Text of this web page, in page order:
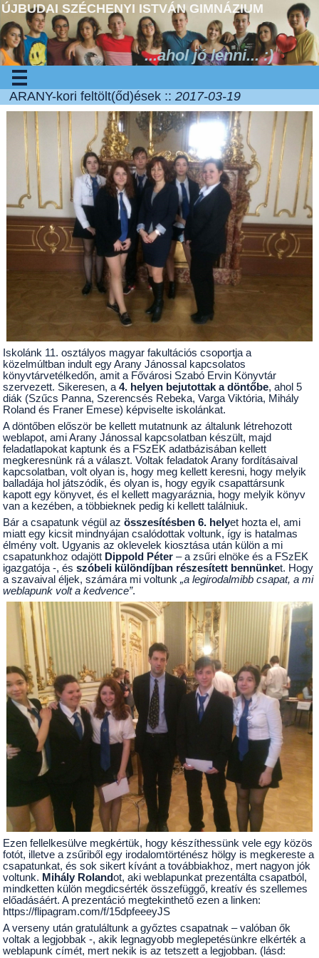
ÚJBUDAI SZÉCHENYI ISTVÁN GIMNÁZIUM
...ahol jó lenni... :)
ARANY-kori feltölt(őd)ések ::2017-03-19
Iskolánk 11. osztályos magyar fakultációs csoportja a
közelmúltban indult egy Arany Jánossal kapcsolatos
könyvtárvetélkedőn, amit a Fővárosi Szabó Ervin Könyvtár
szervezett. Sikeresen, a4. helyen bejutottak a döntőbe, ahol 5
diák (Szűcs Panna, Szerencsés Rebeka, Varga Viktória, Mihály
Roland és Franer Emese) képviselte iskolánkat.
A döntőben először be kellett mutatnunk az általunk létrehozott
weblapot, ami Arany Jánossal kapcsolatban készült, majd
feladatlapokat kaptunk és a FSzEK adatbázisában kellett
megkeresnünk rá a választ. Voltak feladatok Arany fordításaival
kapcsolatban, volt olyan is, hogy meg kellett keresni, hogy melyik
balladája hol játszódik, és olyan is, hogy egyik csapattársunk
kapott egy könyvet, és el kellett magyaráznia, hogy melyik könyv
van a kezében, a többieknek pedig ki kellett találniuk.
Bár a csapatunk végül azösszesítésben 6. helyet hozta el, ami
miatt egy kicsit mindnyájan csalódottak voltunk, így is hatalmas
élmény volt. Ugyanis az oklevelek kiosztása után külön a mi
csapatunkhoz odajött Dippold Péter – a zsűri elnöke és a FSzEK
igazgatója -, ésszóbeli különdíjban részesített bennünket. Hogy
a szavaival éljek, számára mi voltunk„a legirodalmibb csapat, a mi
weblapunk volt a kedvence”.
Ezen fellelkesülve megkértük, hogy készíthessünk vele egy közös
fotót, illetve a zsűriből egy irodalomtörténész hölgy is megkereste a
csapatunkat, és sok sikert kívánt a továbbiakhoz, mert nagyon jók
voltunk. Mihály Rolandot, aki weblapunkat prezentálta csapatból,
mindketten külön megdicsérték összefüggő, kreatív és szellemes
előadásáért. A prezentáció megtekinthető ezen a linken:
https://flipagram.com/f/15dpfeeeyJS
A verseny után gratuláltunk a győztes csapatnak – valóban ők
voltak a legjobbak -, akik legnagyobb meglepetésünkre elkérték a
weblapunk címét, mert nekik is az tetszett a legjobban. (lásd: